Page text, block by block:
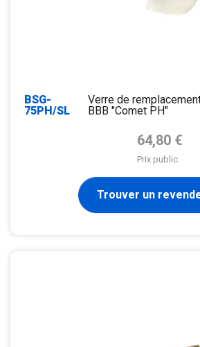
BSG-
75PH/SL
Verre de
BBB "Comet PH"
Prix de base
64,80 €
Prix public
Trouver un